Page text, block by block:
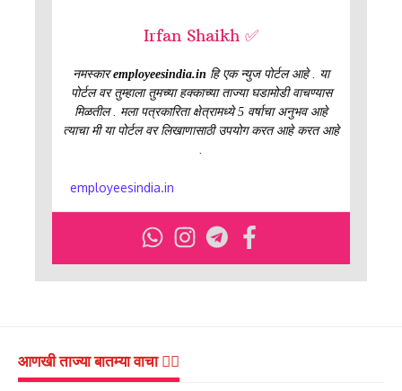
Irfan Shaikh ✅
नमस्कारemployeesindia.in हि एक न्युज पोर्टल आहे . या
पोर्टल वर तुम्हाला तुमच्या हक्काच्या ताज्या घडामोडी वाचण्यास
मिळतील . मला पत्रकारिता क्षेत्रामध्ये 5 वर्षाचा अनुभव आहे
त्याचा मी या पोर्टल वर लिखाणासाठी उपयोग करत आहे करत आहे
employeesindia.in
आणखी ताज्या बातम्या वाचा 👇🏻